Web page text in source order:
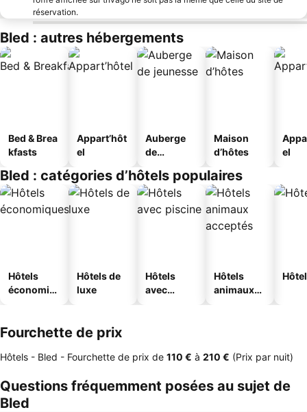
réservation.
Bled : autres hébergements
Bed & Brea
kfasts
Appart’hôt
el
Auberge
de
Maison
d’hôtes
el
Bled : catégories d’hôtels populaires
Hôtels
économiq
Hôtels de
luxe
Hôtels
avec
Hôtels
animaux
Fourchette de prix
Hôtels - Bled - Fourchette de prix de ‎110 € à ‎210 € (Prix par nuit)
Questions fréquemment posées au sujet de
Bled